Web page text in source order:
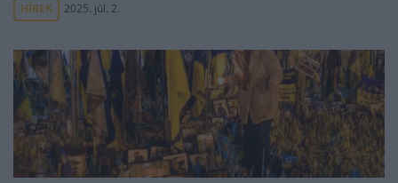
HÍREK 2025. júl. 2.